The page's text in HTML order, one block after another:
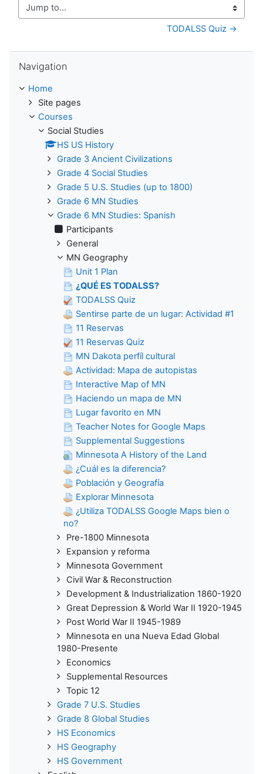
Jump to...
TODALSS Quiz →
Navigation
Home
Site pages
Courses
Social Studies
HS US History
Grade 3 Ancient Civilizations
Grade 4 Social Studies
Grade 5 U.S. Studies (up to 1800)
Grade 6 MN Studies
Grade 6 MN Studies: Spanish
Participants
General
MN Geography
Unit 1 Plan
¿QUÉ ES TODALSS?
TODALSS Quiz
Sentirse parte de un lugar: Actividad #1
11 Reservas
11 Reservas Quiz
MN Dakota perfíl cultural
Actividad: Mapa de autopistas
Interactive Map of MN
Haciendo un mapa de MN
Lugar favorito en MN
Teacher Notes for Google Maps
Supplemental Suggestions
Minnesota A History of the Land
¿Cuál es la diferencia?
Población y Geografía
Explorar Minnesota
¿Utiliza TODALSS Google Maps bien o
no?
Pre-1800 Minnesota
Expansion y reforma
Minnesota Government
Civil War & Reconstruction
Development & Industrialization 1860-1920
Great Depression & World War II 1920-1945
Post World War II 1945-1989
Minnesota en una Nueva Edad Global
1980-Presente
Economics
Supplemental Resources
Topic 12
Grade 7 U.S. Studies
Grade 8 Global Studies
HS Economics
HS Geography
HS Government